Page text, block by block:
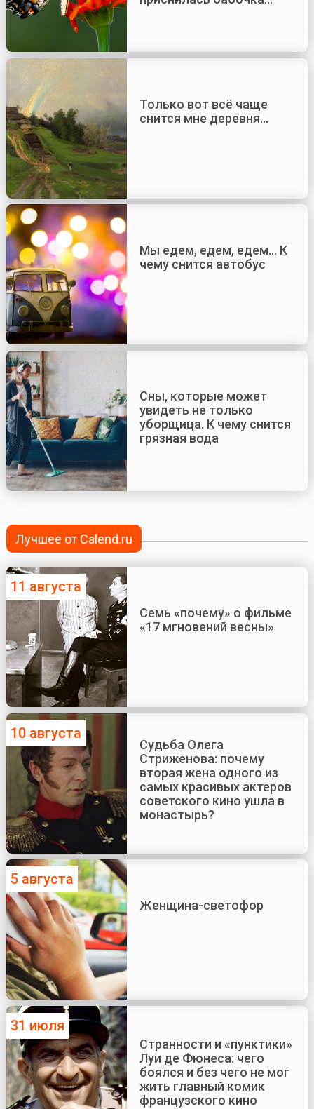
Только вот всё чаще
снится мне деревня…
Мы едем, едем, едем… К
чему снится автобус
Сны, которые может
увидеть не только
уборщица. К чему снится
грязная вода
Лучшее от Calend.ru
11 августа
Семь «почему» о фильме
«17 мгновений весны»
10 августа
Судьба Олега
Стриженова: почему
вторая жена одного из
самых красивых актеров
советского кино ушла в
монастырь?
5 августа
Женщина-светофор
31 июля
Странности и «пунктики»
Луи де Фюнеса: чего
боялся и без чего не мог
жить главный комик
французского кино